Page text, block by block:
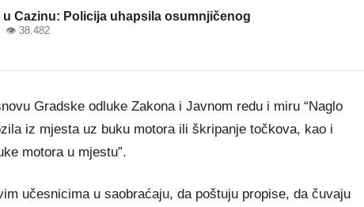
Cazinu: Policija uhapsila osumnjičenog
38.482
Gradske odluke Zakona i Javnom redu i miru “Naglo
iz mjesta uz buku motora ili škripanje točkova, kao i
motora u mjestu”.
učesnicima u saobraćaju, da poštuju propise, da čuvaju